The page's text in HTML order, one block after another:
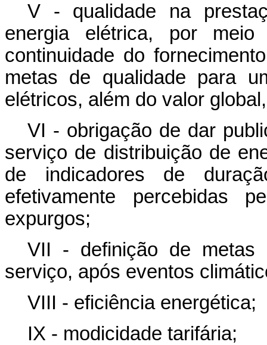
V - qualidade na
energia elétrica, por
continuidade do
metas de qualidade para
elétricos, além do valor
VI - obrigação de dar
serviço de distribuição de
de indicadores de
efetivamente percebidas
expurgos;
VII - definição de metas
serviço, após eventos
VIII - eficiência energética;
IX - modicidade tarifária;